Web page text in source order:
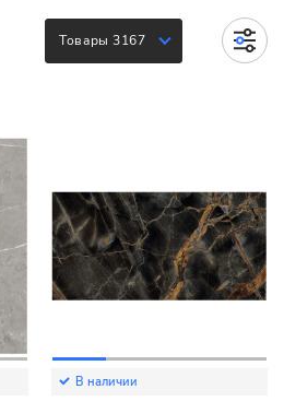
Товары 3167
В наличии